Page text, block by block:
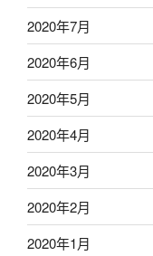
2020年7月
2020年6月
2020年5月
2020年4月
2020年3月
2020年2月
2020年1月